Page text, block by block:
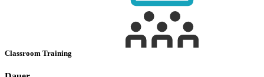
Classroom Training